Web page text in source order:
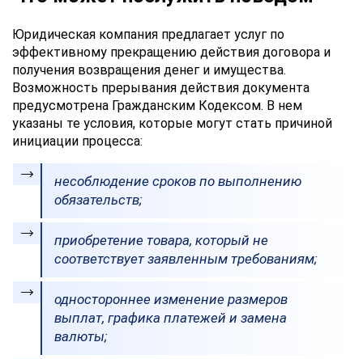
Юридическая компания предлагает услуг по
эффективному прекращению действия договора и
получения возвращения денег и имущества.
Возможность прерывания действия документа
предусмотрена Гражданским Кодексом. В нем
указаны те условия, которые могут стать причиной
инициации процесса:
несоблюдение сроков по выполнению
обязательств;
приобретение товара, который не
соответствует заявленным требованиям;
одностороннее изменение размеров
выплат, графика платежей и замена
валюты;